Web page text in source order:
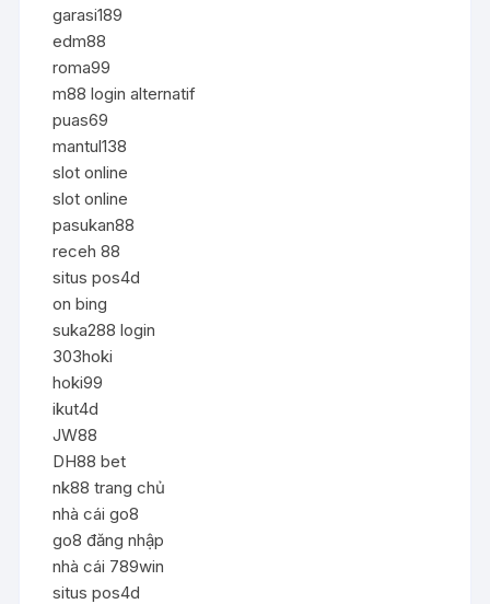
garasi189
edm88
roma99
m88 login alternatif
puas69
mantul138
slot online
slot online
pasukan88
receh 88
situs pos4d
on bing
suka288 login
303hoki
hoki99
ikut4d
JW88
DH88 bet
nk88 trang chủ
nhà cái go8
go8 đăng nhập
nhà cái 789win
situs pos4d